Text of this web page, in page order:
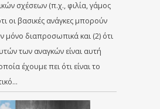
σχέσεων (π.χ., φιλία, γάμος
οι βασικές ανάγκες μπορούν
μόνο διαπροσωπικά και (2) ότι
των αναγκών είναι αυτή
έχουμε πει ότι είναι το